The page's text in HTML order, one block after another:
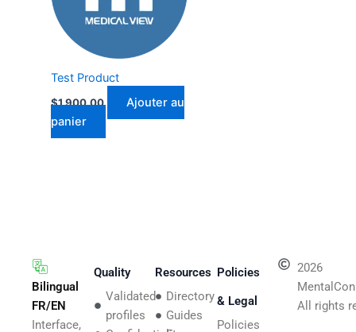
Test Product
$1,900.00
Ajouter au
panier
Bilingual
FR/EN
Interface,
Quality
Validated
profiles
Resources
Directory
Guides
Policies
& Legal
Policies
2026
All rights